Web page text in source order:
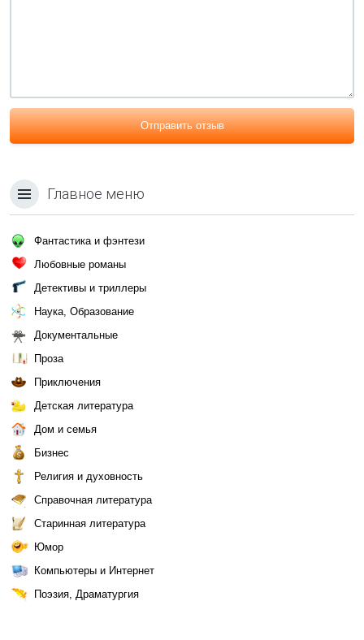
Отправить отзыв
Главное меню
Фантастика и фэнтези
Любовные романы
Детективы и триллеры
Наука, Образование
Документальные
Проза
Приключения
Детская литература
Дом и семья
Бизнес
Религия и духовность
Справочная литература
Старинная литература
Юмор
Компьютеры и Интернет
Поэзия, Драматургия